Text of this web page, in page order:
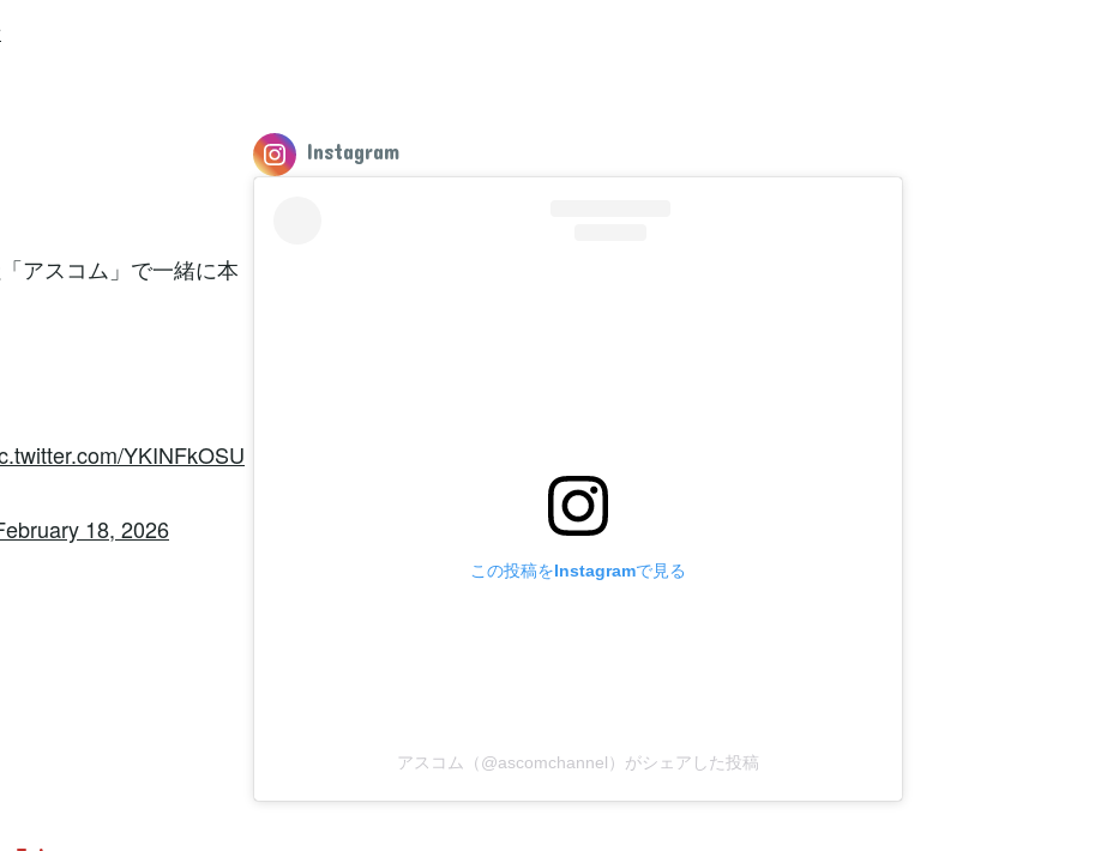
アスコム」で一緒に本
YKINFkOSU
18, 2026
Instagram
この投稿をInstagramで見る
アスコム（@ascomchannel） がシェアした投稿